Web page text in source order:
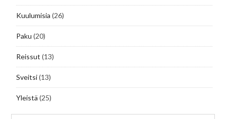
Kuulumisia (26)
Paku (20)
Reissut (13)
Sveitsi(13)
Yleistä (25)